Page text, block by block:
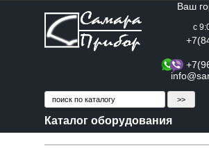
Ваш
с
Каталог оборудования